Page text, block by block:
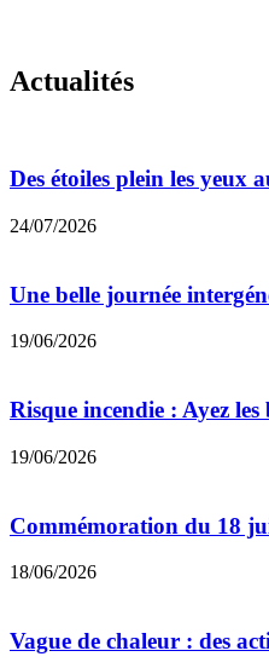
Actualités
Des étoiles plein les yeux
24/07/2026
Une belle journée
19/06/2026
Risque incendie : Ayez les
19/06/2026
Commémoration du 18
18/06/2026
Vague de chaleur : des